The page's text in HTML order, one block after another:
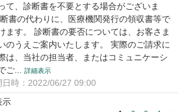
て、診断書を不要とする場合がございま
書の代わりに、医療機関発行の領収書等で
ます。 診断書の要否については、お客さま
のうえご案内いたします。 実際のご請求に
は、当社の担当者、またはコミュニケーシ
ご...
詳細表示
日時：2022/06/27 09:00
示